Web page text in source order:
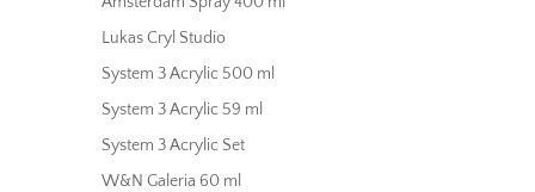
Lukas Cryl Studio
System 3 Acrylic 500 ml
System 3 Acrylic 59 ml
System 3 Acrylic Set
W&N Galeria 60 ml